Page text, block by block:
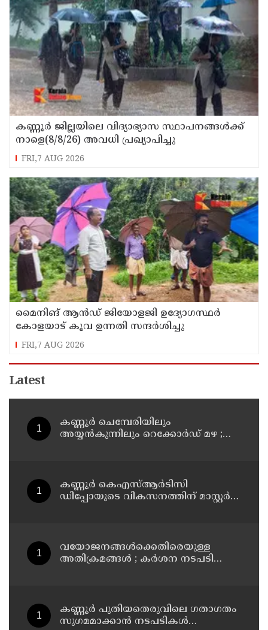
കണ്ണൂർ ജില്ലയിലെ വിദ്യാഭ്യാസ സ്ഥാപനങ്ങള്‍ക്ക്
നാളെ(8/8/26) അവധി പ്രഖ്യാപിച്ചു
FRI,7 AUG 2026
മൈനിങ് ആൻഡ്​ ജിയോളജി ഉദ്യോഗസ്ഥർ
കോളയാട് കൂവ ഉന്നതി സന്ദർശിച്ചു
FRI,7 AUG 2026
Latest
കണ്ണൂർ ചെമ്പേരിയിലും
അയ്യൻകുന്നിലും റെക്കോർഡ് മഴ ;
കണ്ണൂർ കെഎസ്ആർടിസി
ഡിപ്പോയുടെ വികസനത്തിന് മാസ്റ്റർ
വയോജനങ്ങൾക്കെതിരെയുള്ള
അതിക്രമങ്ങൾ ; കർശന നടപടി
കണ്ണൂർ പുതിയതെരുവിലെ ഗതാഗതം
സുഗമമാക്കാന്‍ നടപടികള്‍